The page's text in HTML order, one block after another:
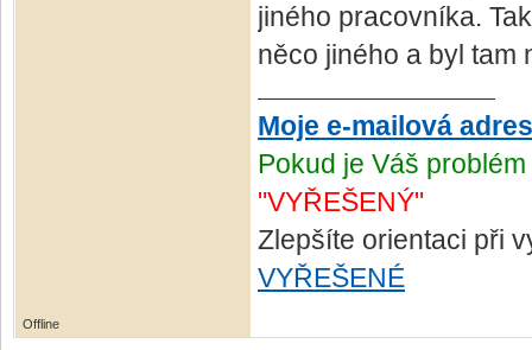
jiného pracovníka.
něco jiného a byl tam
Moje e-mailová
Pokud je Váš
"VYŘEŠENÝ"
Zlepšíte orientaci při
VYŘEŠENÉ
Offline